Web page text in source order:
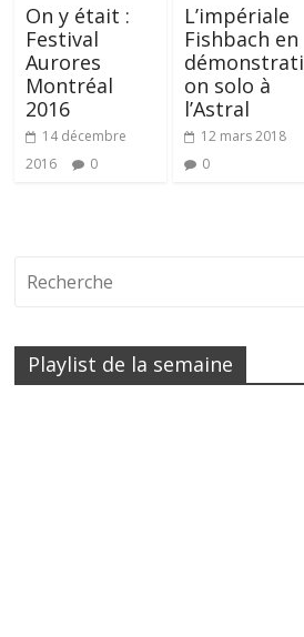
On y était :
Festival
Aurores
Montréal
2016
14 décembre
2016
0
L’impériale
Fishbach en
démonstrati
on solo à
l’Astral
12 mars 2018
0
Playlist de la semaine